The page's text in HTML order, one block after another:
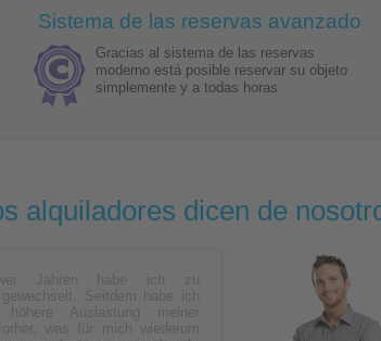
Sistema de las reservas avanzado
Gracias al sistema de las reservas
moderno está posible reservar su objeto
simplemente y a todas horas
alquiladores dicen de